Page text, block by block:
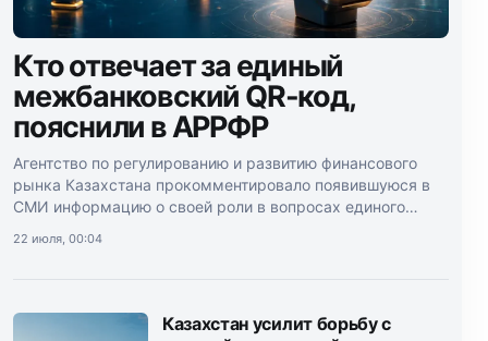
Кто отвечает за единый
межбанковский QR-код,
пояснили в АРРФР
Агентство по регулированию и развитию финансового
рынка Казахстана прокомментировало появившуюся в
СМИ информацию о своей роли в вопросах единого
22 июля, 00:04
Казахстан усилит борьбу с